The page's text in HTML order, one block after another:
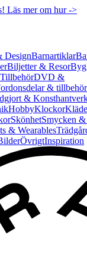
Läs mer om hur ->
DesignBarnartiklar
Biljetter & Resor
DVD &
& tillbehör
&
HobbyKlockor
SkönhetSmycken
& Wearables
ÖvrigtInspiration